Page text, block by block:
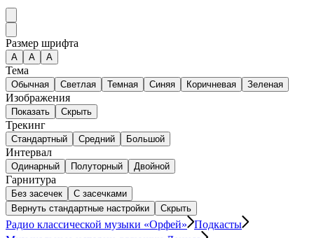
Размер шрифта
А A A
Тема
Обычная Светлая Темная Синяя Коричневая Зеленая
Изображения
Показать Скрыть
Трекинг
Стандартный Средний Большой
Интервал
Одинарный Полуторный Двойной
Гарнитура
Без засечек
С засечками
Вернуть стандартные настройки
Скрыть
Радио классической музыки «Орфей»
Подкасты